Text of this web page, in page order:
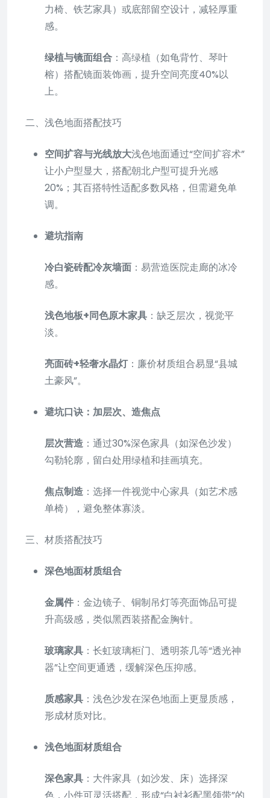
力椅、铁艺家具）或底部留空设计，减轻厚重
感。
绿植与镜面组合 ：高绿植（如龟背竹、琴叶
榕）搭配镜面装饰画，提升空间亮度40%以
上。
二、浅色地面搭配技巧
空间扩容与光线放大浅色地面通过“空间扩容术”
让小户型显大，搭配朝北户型可提升光感
20%；其百搭特性适配多数风格，但需避免单
调。
避坑指南
冷白瓷砖配冷灰墙面 ：易营造医院走廊的冰冷
感。
浅色地板+同色原木家具 ：缺乏层次，视觉平
淡。
亮面砖+轻奢水晶灯：廉价材质组合易显“县城
土豪风”。
避坑口诀：加层次、造焦点
层次营造 ：通过30%深色家具（如深色沙发）
勾勒轮廓，留白处用绿植和挂画填充。
焦点制造 ：选择一件视觉中心家具（如艺术感
单椅），避免整体寡淡。
三、材质搭配技巧
深色地面材质组合
金属件 ：金边镜子、铜制吊灯等亮面饰品可提
升高级感，类似黑西装搭配金胸针。
玻璃家具 ：长虹玻璃柜门、透明茶几等“透光神
器”让空间更通透，缓解深色压抑感。
质感家具 ：浅色沙发在深色地面上更显质感，
形成材质对比。
浅色地面材质组合
深色家具 ：大件家具（如沙发、床）选择深
色，小件可灵活搭配，形成“白衬衫配黑领带”的